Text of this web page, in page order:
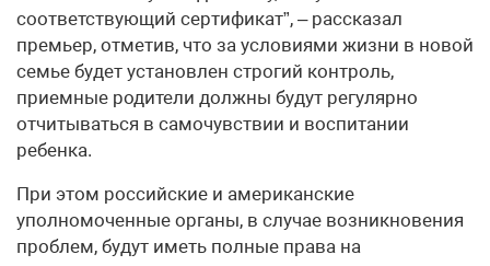
соответствующий сертификат”, – рассказал
премьер, отметив, что за условиями жизни в новой
семье будет установлен строгий контроль,
приемные родители должны будут регулярно
отчитываться в самочувствии и воспитании
ребенка.
При этом российские и американские
уполномоченные органы, в случае возникновения
проблем, будут иметь полные права на